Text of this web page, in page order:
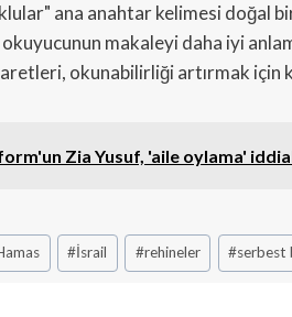
ana anahtar kelimesi doğal
makaleyi daha iyi
okunabilirliği artırmak için
Zia Yusuf, 'aile oylama'
#İsrail #rehineler #serbest